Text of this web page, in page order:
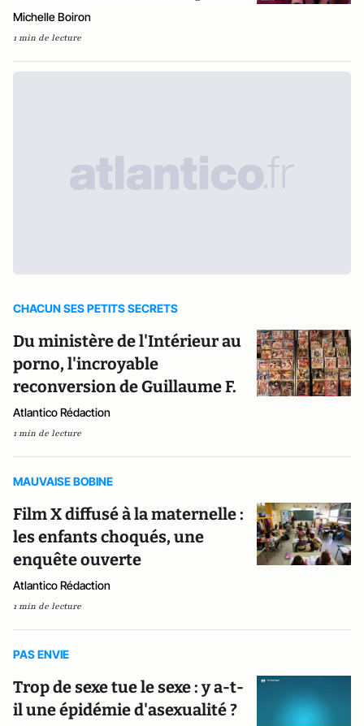
Michelle Boiron
1 min de lecture
CHACUN SES PETITS SECRETS
Du ministère de l'Intérieur au
porno, l'incroyable
reconversion de Guillaume F.
Atlantico Rédaction
1 min de lecture
MAUVAISE BOBINE
Film X diffusé à la maternelle :
les enfants choqués, une
enquête ouverte
Atlantico Rédaction
1 min de lecture
PAS ENVIE
Trop de sexe tue le sexe : y a-t-
il une épidémie d'asexualité ?